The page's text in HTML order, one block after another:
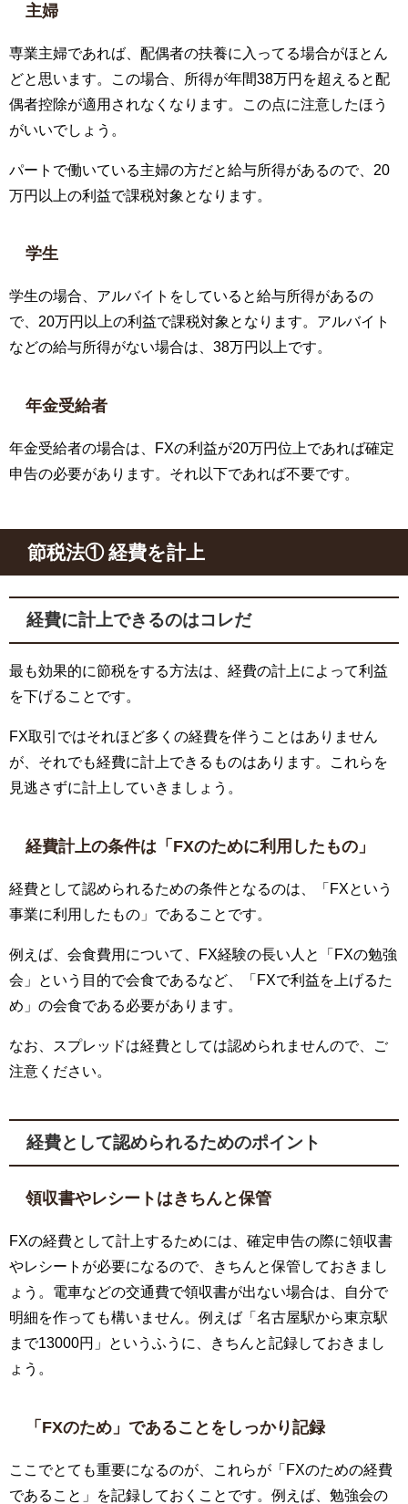
主婦
専業主婦であれば、配偶者の扶養に入ってる場合がほとん
どと思います。この場合、所得が年間38万円を超えると配
偶者控除が適用されなくなります。この点に注意したほう
がいいでしょう。
パートで働いている主婦の方だと給与所得があるので、20
万円以上の利益で課税対象となります。
学生
学生の場合、アルバイトをしていると給与所得があるの
で、20万円以上の利益で課税対象となります。アルバイト
などの給与所得がない場合は、38万円以上です。
年金受給者
年金受給者の場合は、FXの利益が20万円位上であれば確定
申告の必要があります。それ以下であれば不要です。
節税法① 経費を計上
経費に計上できるのはコレだ
最も効果的に節税をする方法は、経費の計上によって利益
を下げることです。
FX取引ではそれほど多くの経費を伴うことはありません
が、それでも経費に計上できるものはあります。これらを
見逃さずに計上していきましょう。
経費計上の条件は「FXのために利用したもの」
経費として認められるための条件となるのは、「FXという
事業に利用したもの」であることです。
例えば、会食費用について、FX経験の長い人と「FXの勉強
会」という目的で会食であるなど、「FXで利益を上げるた
め」の会食である必要があります。
なお、スプレッドは経費としては認められませんので、ご
注意ください。
経費として認められるためのポイント
領収書やレシートはきちんと保管
FXの経費として計上するためには、確定申告の際に領収書
やレシートが必要になるので、きちんと保管しておきまし
ょう。電車などの交通費で領収書が出ない場合は、自分で
明細を作っても構いません。例えば「名古屋駅から東京駅
まで13000円」というふうに、きちんと記録しておきまし
ょう。
「FXのため」であることをしっかり記録
ここでとても重要になるのが、これらが「FXのための経費
であること」を記録しておくことです。例えば、勉強会の